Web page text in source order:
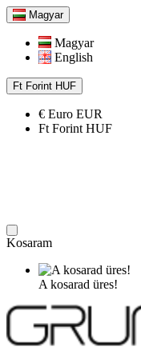
Magyar
Magyar
English
Ft Forint HUF
€ Euro EUR
Ft Forint HUF
Kosaram
A kosarad üres!